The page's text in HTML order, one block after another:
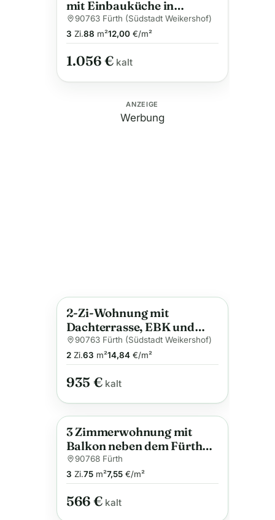
mit Einbauküche in
Zentrum von Fürth
90763 Fürth (Südstadt Weikershof)
3 Zi.88 m²12,00€/m²
1.056 €kalt
ANZEIGE
Werbung
Neu Anzeige
2-Zi-Wohnung mit
Dachterrasse, EBK und
Kfz-Stellplatz
90763 Fürth (Südstadt Weikershof)
2Zi.63 m²14,84€/m²
935 €kalt
Neu Anzeige
3 Zimmerwohnung mit
Balkon neben dem Fürther
Stadtwald
90768 Fürth
3 Zi.75m²7,55€/m²
566 €kalt